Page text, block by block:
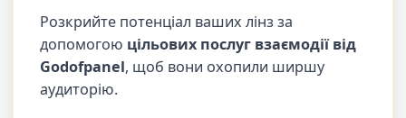
Розкрийте потенціал ваших лінз за
допомогою цільових послуг взаємодії від
Godofpanel, щоб вони охопили ширшу
аудиторію.